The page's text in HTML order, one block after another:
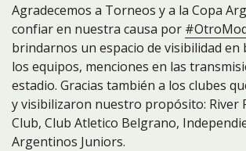
Agradecemos a Torneos y a la Copa
confiar en nuestra causa por
brindarnos un espacio de visibilidad
los equipos, menciones en las
estadio. Gracias también a los clubes
y visibilizaron nuestro propósito: River
Club, Club Atletico Belgrano,
Argentinos Juniors.